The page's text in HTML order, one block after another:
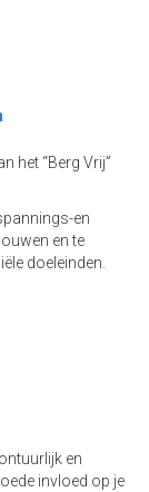
het “Berg Vrij”
en
en te
doeleinden.
en
invloed op je